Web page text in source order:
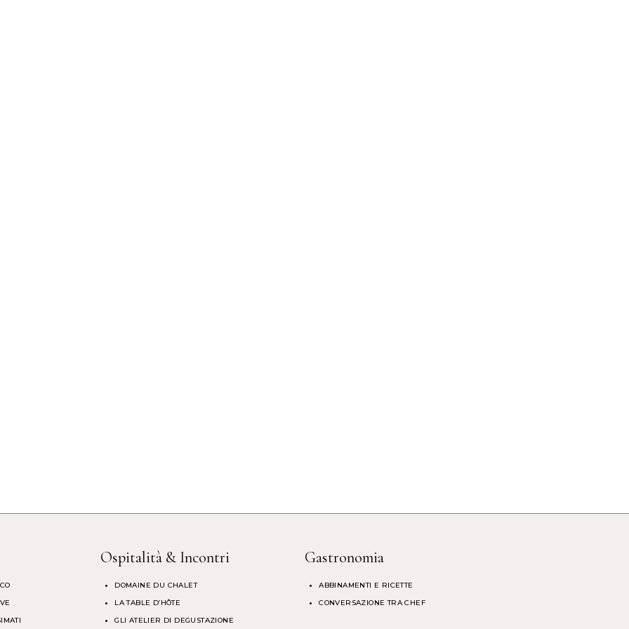
Ospitalità & Incontri
DOMAINE DU CHALET
LA TABLE D’HÔTE
GLI ATELIER DI DEGUSTAZIONE
Gastronomia
ABBINAMENTI E RICETTE
CONVERSAZIONE TRA CHEF